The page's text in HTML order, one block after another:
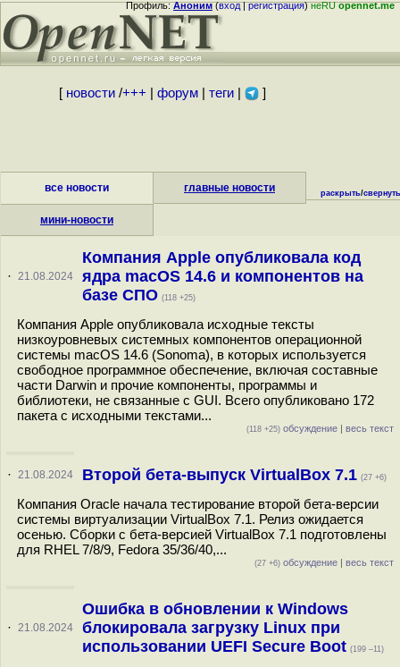
Профиль:Аноним(вход|регистрация)неRUopennet.me
[ новости/+++ форум| теги| ]
все новости главные новости
мини-новости
раскрыть/свернуть
· 21.08.2024
Компания Apple опубликовала код
ядра macOS 14.6 и компонентов на
базе СПО (118 +25)
Компания Apple опубликовала исходные тексты
низкоуровневых системных компонентов операционной
системы macOS 14.6 (Sonoma), в которых используется
свободное программное обеспечение, включая составные
части Darwin и прочие компоненты, программы и
библиотеки, не связанные с GUI. Всего опубликовано 172
пакета с исходными текстами...
(118 +25) обсуждение | весь текст
· 21.08.2024 Второй бета-выпуск VirtualBox 7.1 (27 +6)
Компания Oracle начала тестирование второй бета-версии
системы виртуализации VirtualBox 7.1. Релиз ожидается
осенью. Сборки с бета-версией VirtualBox 7.1 подготовлены
для RHEL 7/8/9, Fedora 35/36/40,...
(27 +6) обсуждение | весь текст
· 21.08.2024
Ошибка в обновлении к Windows
блокировала загрузку Linux при
использовании UEFI Secure Boot (199 –11)